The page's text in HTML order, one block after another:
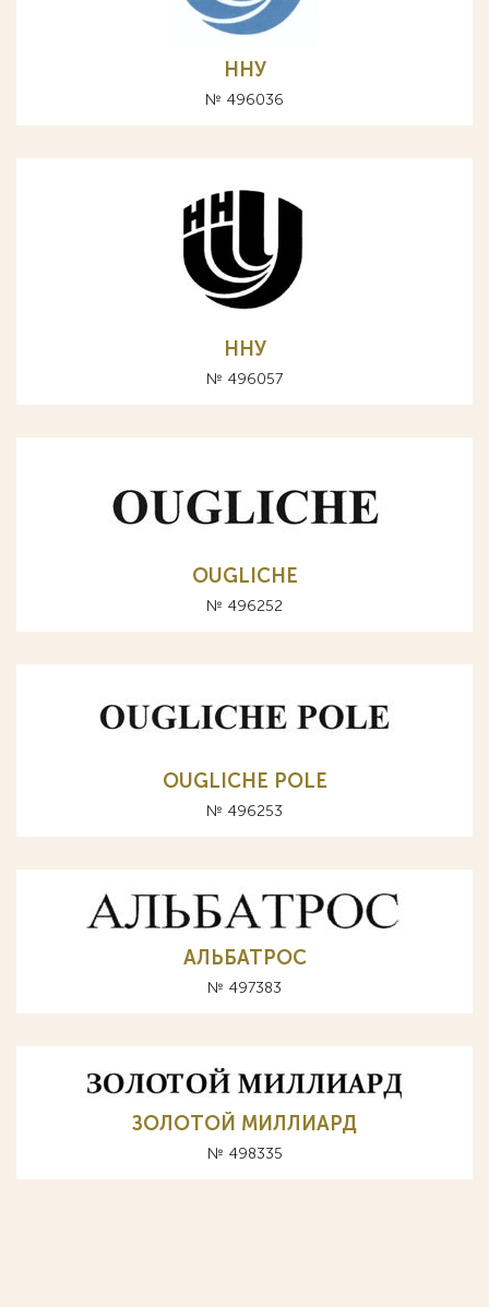
ННУ
№ 496036
ННУ
№ 496057
OUGLICHE
№ 496252
OUGLICHE POLE
№ 496253
АЛЬБАТРОС
№ 497383
ЗОЛОТОЙ МИЛЛИАРД
№ 498335